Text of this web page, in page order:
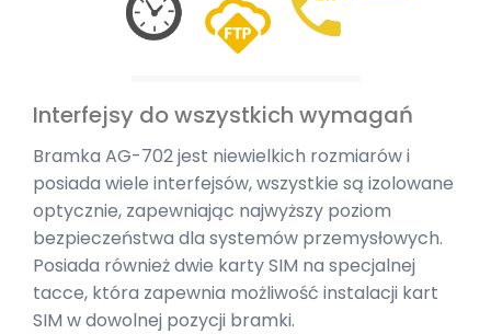
Interfejsy do wszystkich wymagań
Bramka AG-702 jest niewielkich rozmiarów i
posiada wiele interfejsów, wszystkie są izolowane
optycznie, zapewniając najwyższy poziom
bezpieczeństwa dla systemów przemysłowych.
Posiada również dwie karty SIM na specjalnej
tacce, która zapewnia możliwość instalacji kart
SIM w dowolnej pozycji bramki.